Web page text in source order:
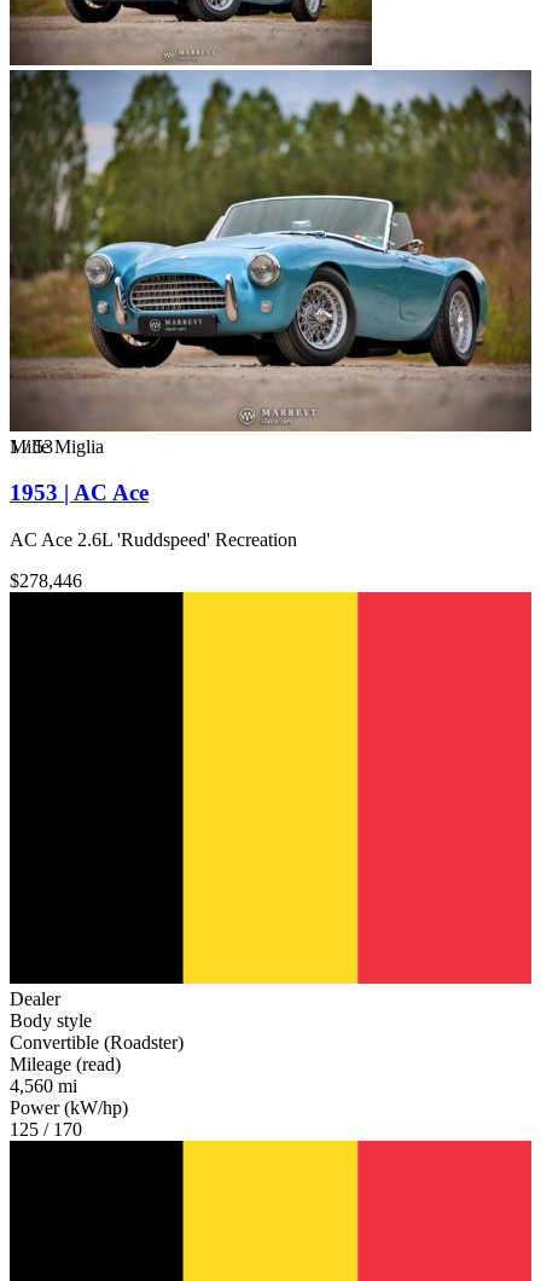
1/53
Mille Miglia
1953 | AC Ace
AC Ace 2.6L 'Ruddspeed' Recreation
$278,446
Dealer
Body style
Convertible (Roadster)
Mileage (read)
4,560 mi
Power (kW/hp)
125 / 170